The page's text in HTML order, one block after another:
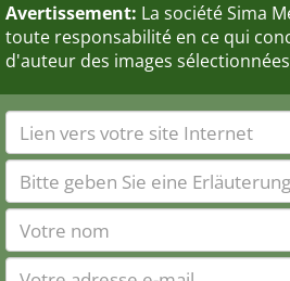
Avertissement: La société Sima
toute responsabilité en ce qui
d'auteur des images